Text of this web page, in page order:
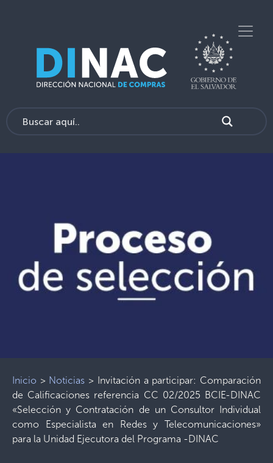
Inicio > Noticias > Invitación a participar: Comparación
de Calificaciones referencia CC 02/2025 BCIE-DINAC
«Selección y Contratación de un Consultor Individual
como Especialista en Redes y Telecomunicaciones»
para la Unidad Ejecutora del Programa -DINAC